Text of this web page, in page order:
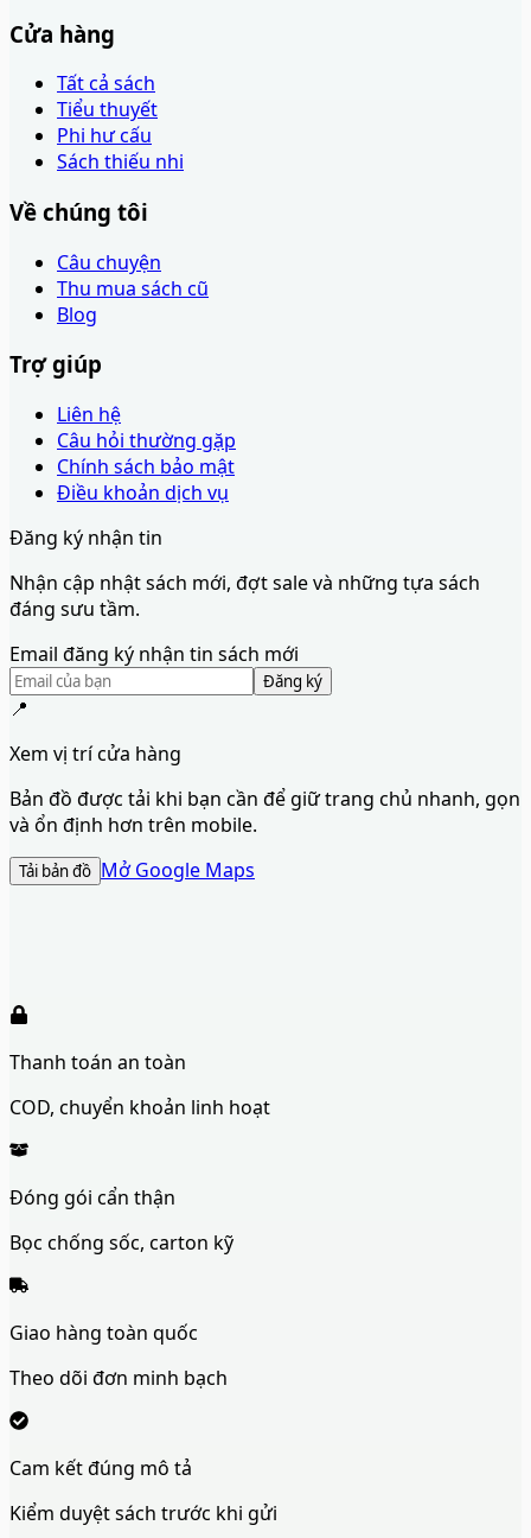
Cửa hàng
Tất cả sách
Tiểu thuyết
Phi hư cấu
Sách thiếu nhi
Về chúng tôi
Câu chuyện
Thu mua sách cũ
Blog
Trợ giúp
Liên hệ
Câu hỏi thường gặp
Chính sách bảo mật
Điều khoản dịch vụ
Đăng ký nhận tin
Nhận cập nhật sách mới, đợt sale và những tựa sách
đáng sưu tầm.
Email đăng ký nhận tin sách mới
Đăng ký
📍
Xem vị trí cửa hàng
Bản đồ được tải khi bạn cần để giữ trang chủ nhanh, gọn
và ổn định hơn trên mobile.
Tải bản đồ Mở Google Maps
Thanh toán an toàn
COD, chuyển khoản linh hoạt
Đóng gói cẩn thận
Bọc chống sốc, carton kỹ
Giao hàng toàn quốc
Theo dõi đơn minh bạch
Cam kết đúng mô tả
Kiểm duyệt sách trước khi gửi